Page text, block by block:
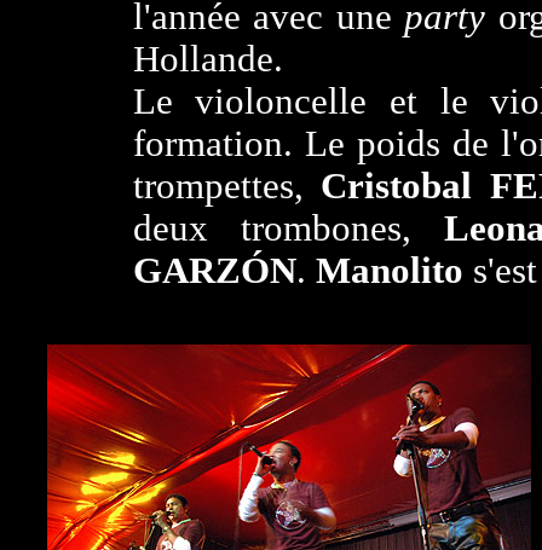
l'année avec une party
Hollande.
Le violoncelle et le
formation. Le poids de
trompettes, Cristobal
deux trombones,
GARZÓN. Manolito